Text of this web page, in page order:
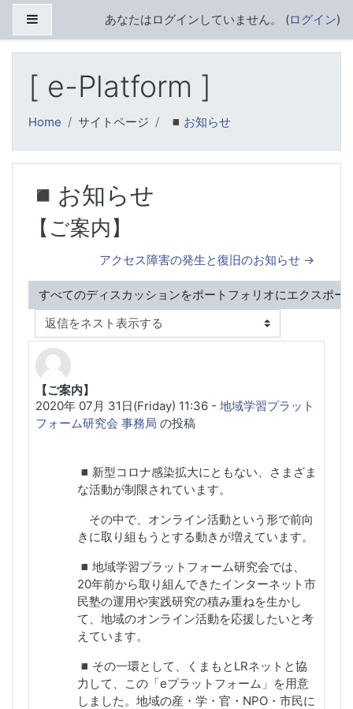
メインコンテンツへスキップする
サイドパネルあなたはログインしていません。 (ログイン)
[ e-Platform ]
Home サイトページ ◾️お知らせ
◾️お知らせ
【ご案内】
アクセス障害の発生と復旧のお知らせ →
表示モード
【ご案内】
2020年 07月 31日(Friday) 11:36 - 地域学習プラット
フォーム研究会 事務局 の投稿
返信数: 0
◾️新型コロナ感染拡大にともない、さまざま
な活動が制限されています。
その中で、オンライン活動という形で前向
きに取り組もうとする動きが増えています。
◾️地域学習プラットフォーム研究会では、
20年前から取り組んできたインターネット市
民塾の運用や実践研究の積み重ねを生かし
て、地域のオンライン活動を応援したいと考
えています。
◾️その一環として、くまもとLRネットと協
力して、この「eプラットフォーム」を用意
しました。 地域の産・学・官・NPO・市民に